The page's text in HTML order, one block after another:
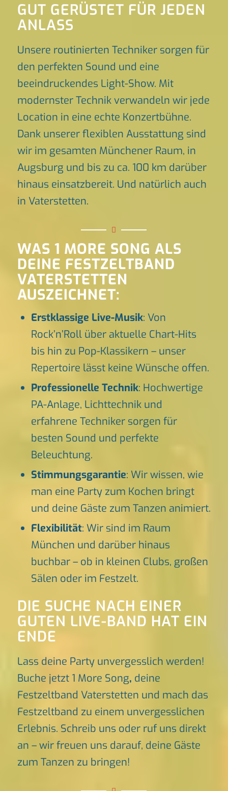
GUT GERÜSTET FÜR JEDEN
ANLASS
Unsere routinierten Techniker sorgen für
den perfekten Sound und eine
beeindruckendes Light-Show. Mit
modernster Technik verwandeln wir jede
Location in eine echte Konzertbühne.
Dank unserer flexiblen Ausstattung sind
wir im gesamten Münchener Raum, in
Augsburg und bis zu ca. 100 km darüber
hinaus einsatzbereit. Und natürlich auch
in Vaterstetten.
WAS 1 MORE SONG ALS
DEINE FESTZELTBAND
VATERSTETTEN
AUSZEICHNET:
Erstklassige Live-Musik: Von
Rock’n’Roll über aktuelle Chart-Hits
bis hin zu Pop-Klassikern – unser
Repertoire lässt keine Wünsche offen.
Professionelle Technik: Hochwertige
PA-Anlage, Lichttechnik und
erfahrene Techniker sorgen für
besten Sound und perfekte
Beleuchtung.
Stimmungsgarantie: Wir wissen, wie
man eine Party zum Kochen bringt
und deine Gäste zum Tanzen animiert.
Flexibilität: Wir sind im Raum
München und darüber hinaus
buchbar – ob in kleinen Clubs, großen
Sälen oder im Festzelt.
DIE SUCHE NACH EINER
GUTEN LIVE-BAND HAT EIN
ENDE
Lass deine Party unvergesslich werden!
Buche jetzt 1 More Song, deine
Festzeltband Vaterstetten und mach das
Festzeltband zu einem unvergesslichen
Erlebnis. Schreib uns oder ruf uns direkt
an – wir freuen uns darauf, deine Gäste
zum Tanzen zu bringen!